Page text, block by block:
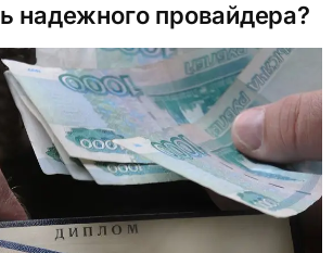
надежного провайдера?